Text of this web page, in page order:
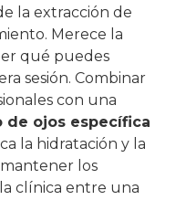
la extracción de
Merece la
qué puedes
sesión. Combinar
con una
de ojos específica
la hidratación y la
los
clínica entre una